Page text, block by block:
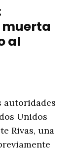
al
autoridades
Unidos
Rivas, una